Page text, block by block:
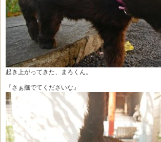
起き上がってきた、まろくん。
『さぁ撫でてくださいな』